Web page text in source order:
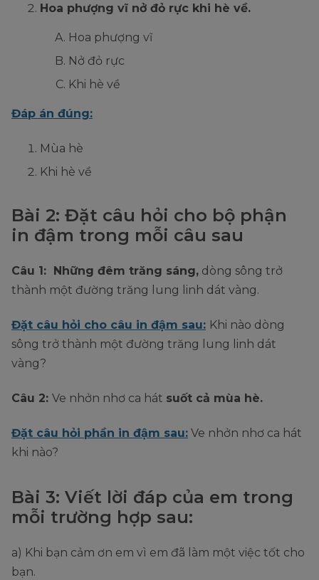
Hoa phượng vĩ nở đỏ rực khi hè về.
Hoa phượng vĩ
Nở đỏ rực
Khi hè về
Đáp án đúng:
Mùa hè
Khi hè về
Bài 2: Đặt câu hỏi cho bộ phận
in đậm trong mỗi câu sau
Câu 1: Những đêm trăng sáng, dòng sông trở
thành một đường trăng lung linh dát vàng.
Đặt câu hỏi cho câu in đậm sau: Khi nào dòng
sông trở thành một đường trăng lung linh dát
vàng?
Câu 2: Ve nhởn nhơ ca hát suốt cả mùa hè.
Đặt câu hỏi phần in đậm sau: Ve nhởn nhơ ca hát
khi nào?
Bài 3: Viết lời đáp của em trong
mỗi trường hợp sau:
a) Khi bạn cảm ơn em vì em đã làm một việc tốt cho
bạn.